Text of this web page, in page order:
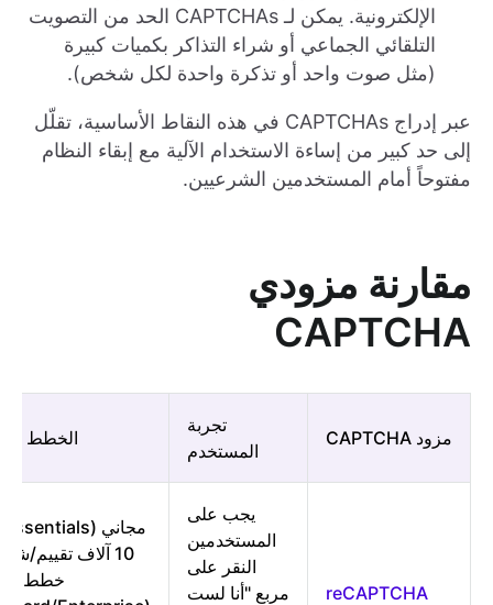
الإلكترونية. يمكن لـ CAPTCHAs الحد من التصويت
التلقائي الجماعي أو شراء التذاكر بكميات كبيرة
(مثل صوت واحد أو تذكرة واحدة لكل شخص).
عبر إدراج CAPTCHAs في هذه النقاط الأساسية، تقلّل
إلى حد كبير من إساءة الاستخدام الآلية مع إبقاء النظام
مفتوحاً أمام المستخدمين الشرعيين.
مقارنة مزودي
CAPTCHA
مزود CAPTCHA
تجربة
المستخدم
الخطط
reCAPTCHA
يجب على
المستخدمين
النقر على
مربع "أنا لست
10 آلاف تقييم/
خطط